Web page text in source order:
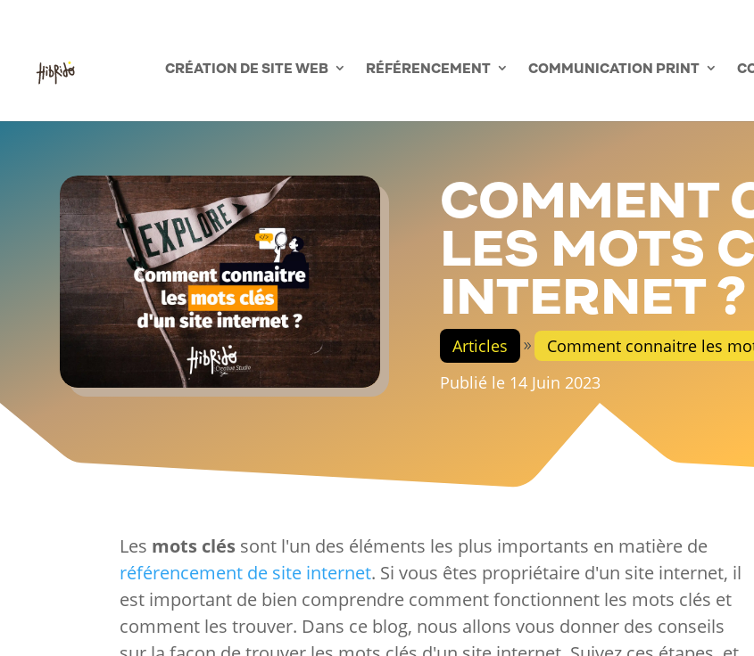
CRÉATION DE SITE WEB RÉFÉRENCEMENT COMMUNICATION PRINT
COMMENT
LES MOTS
INTERNET ?
Articles
Comment connaitre les
Publié le 14 Juin 2023
Les mots clés sont l'un des éléments les plus importants en matière de
référencement de site internet. Si vous êtes propriétaire d'un site internet, il
est important de bien comprendre comment fonctionnent les mots clés et
comment les trouver. Dans ce blog, nous allons vous donner des conseils